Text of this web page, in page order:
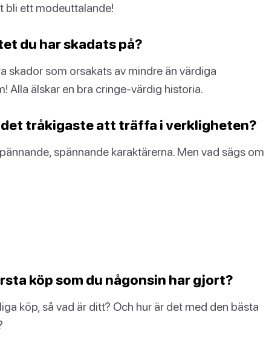
bli ett modeuttalande!
du har skadats på?
skador som orsakats av mindre än värdiga
Alla älskar en bra cringe-värdig historia.
tråkigaste att träffa i verkligheten?
spännande karaktärerna. Men vad sägs om
köp som du någonsin har gjort?
köp, så vad är ditt? Och hur är det med den bästa